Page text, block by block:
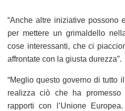
“Anche altre iniziative possono
per mettere un grimaldello
cose interessanti, che ci
affrontate con la giusta durezza”.
“Meglio questo governo di tutto
realizza ciò che ha
rapporti con l’Unione